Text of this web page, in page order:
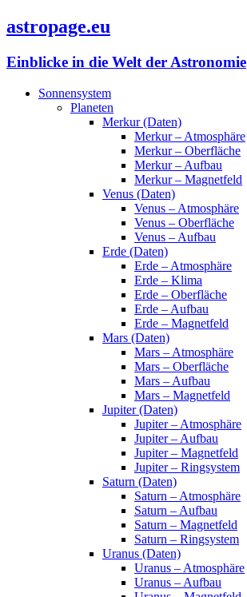
astropage.eu
Einblicke in die Welt der Astronomie
Sonnensystem
Planeten
Merkur (Daten)
Merkur – Atmosphäre
Merkur – Oberfläche
Merkur – Aufbau
Merkur – Magnetfeld
Venus (Daten)
Venus – Atmosphäre
Venus – Oberfläche
Venus – Aufbau
Erde (Daten)
Erde – Atmosphäre
Erde – Klima
Erde – Oberfläche
Erde – Aufbau
Erde – Magnetfeld
Mars (Daten)
Mars – Atmosphäre
Mars – Oberfläche
Mars – Aufbau
Mars – Magnetfeld
Jupiter (Daten)
Jupiter – Atmosphäre
Jupiter – Aufbau
Jupiter – Magnetfeld
Jupiter – Ringsystem
Saturn (Daten)
Saturn – Atmosphäre
Saturn – Aufbau
Saturn – Magnetfeld
Saturn – Ringsystem
Uranus (Daten)
Uranus – Atmosphäre
Uranus – Aufbau